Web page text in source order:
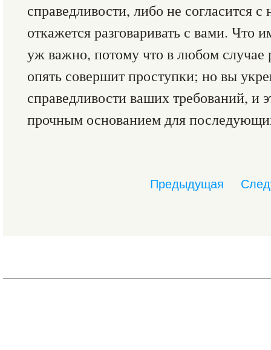
справедливости, либо не согласится
откажется разговаривать с вами. Что
уж важно, потому что в любом случае
опять совершит проступки; но вы
справедливости ваших требований, и
прочным основанием для
Предыдущая